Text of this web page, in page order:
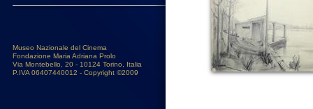
Museo Nazionale del Cinema
Fondazione Maria Adriana Prolo
Via Montebello, 20 - 10124 Torino, Italia
P.IVA 06407440012 - Copyright ©2009